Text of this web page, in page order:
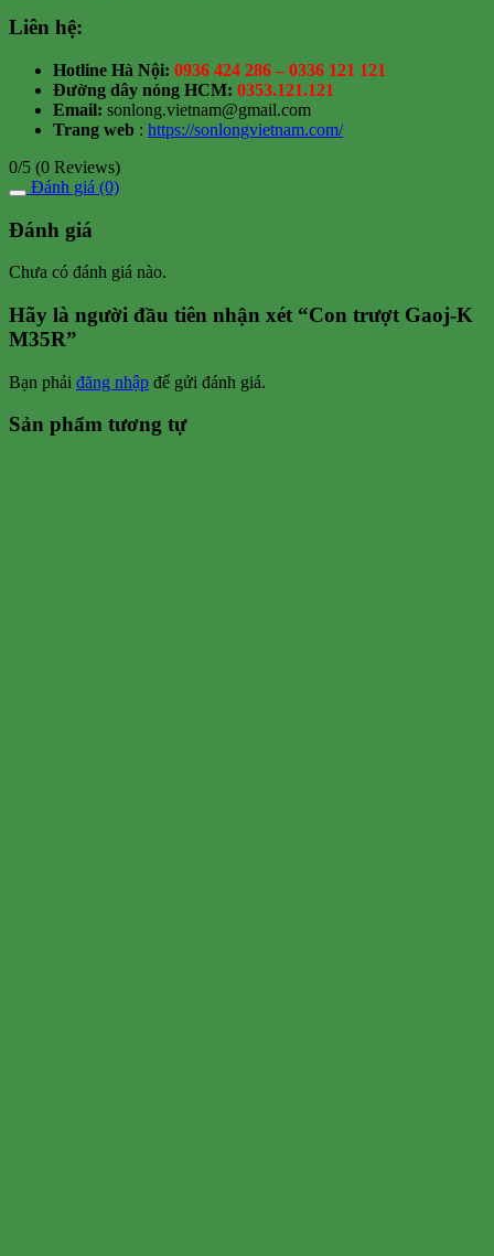
Liên hệ:
Hotline Hà Nội: 0936 424 286 – 0336 121 121
Đường dây nóng HCM: 0353.121.121
Email: sonlong.vietnam@gmail.com
Trang web : https://sonlongvietnam.com/
0/5 (0 Reviews)
Đánh giá (0)
Đánh giá
Chưa có đánh giá nào.
Hãy là người đầu tiên nhận xét “Con trượt Gaoj-K
M35R”
Bạn phải đăng nhập để gửi đánh giá.
Sản phẩm tương tự